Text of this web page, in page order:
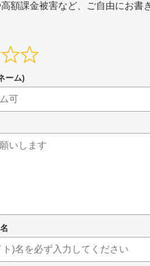
額課金被害など、ご自由にお書
ーム)